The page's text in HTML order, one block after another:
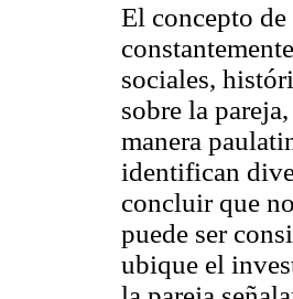
El concepto
sociales,
sobre la
manera
identifican
concluir que
puede ser
ubique el